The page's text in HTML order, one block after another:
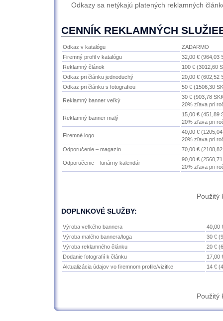
Odkazy sa netýkajú platených reklamných
CENNÍK REKLAMNÝCH
Odkaz v katalógu
ZADARMO
Firemný profil v katalógu
32,00 € (964,03
Reklamný článok
100 € (3012,60
Odkaz pri článku jednoduchý
20,00 € (602,52
Odkaz pri článku s fotografiou
50 € (1506,30
Reklamný banner veľký
30 € (903,78
20% zľava pri
Reklamný banner malý
15,00 € (451,89
20% zľava pri
Firemné logo
40,00 €
20% zľava pri
Odporučenie – magazín
70,00 €
Odporučenie – lunárny kalendár
90,00 €
20% zľava pri
Použitý
DOPLNKOVÉ SLUŽBY:
Výroba veľkého bannera
40,00
Výroba malého bannera/loga
30 €
Výroba reklamného článku
20 €
Dodanie fotografií k článku
17,00
Aktualizácia údajov vo firemnom profile/vizitke
14 €
Použitý